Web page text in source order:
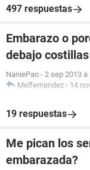
497 respuestas
Embarazo o
debajo costillas
NaniePao - 2 sep 2013 a
Melfernandez - 14
19 respuestas
Me pican los
embarazada?